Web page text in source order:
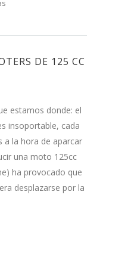
DE 125 CC
estamos donde: el
insoportable, cada
a la hora de aparcar
una moto 125cc
ha provocado que
desplazarse por la